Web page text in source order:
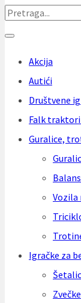
Akcija
Autići
Društvene
Falk traktori
Guralice,
Vozila
Igračke za
Zvečke